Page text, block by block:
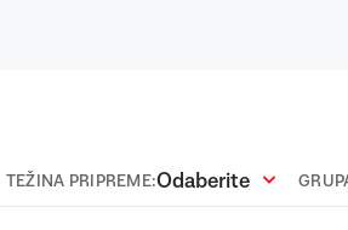
TEŽINA PRIPREME:Odaberite